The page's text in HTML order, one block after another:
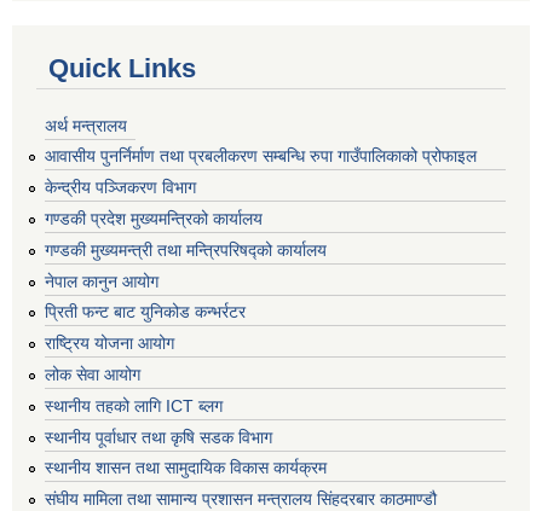
Quick Links
अर्थ मन्त्रालय
आवासीय पुनर्निर्माण तथा प्रबलीकरण सम्बन्धि रुपा गाउँपालिकाको प्रोफाइल
केन्द्रीय पञ्जिकरण विभाग
गण्डकी प्रदेश मुख्यमन्त्रिको कार्यालय
गण्डकी मुख्यमन्त्री तथा मन्त्रिपरिषद्को कार्यालय
नेपाल कानुन आयोग
प्रिती फन्ट बाट युनिकोड कन्भर्रटर
राष्ट्रिय योजना आयोग
लोक सेवा आयोग
स्थानीय तहको लागि ICT ब्लग
स्थानीय पूर्वाधार तथा कृषि सडक विभाग
स्थानीय शासन तथा सामुदायिक विकास कार्यक्रम
संघीय मामिला तथा सामान्य प्रशासन मन्त्रालय सिंहदरबार काठमाण्डौ